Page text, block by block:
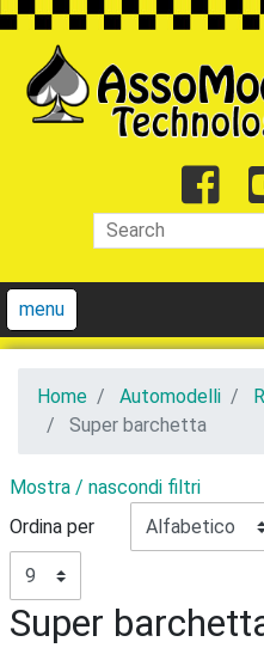
menu
Home Automodelli
Super barchetta
Mostra / nascondi filtri
Ordina per
Super